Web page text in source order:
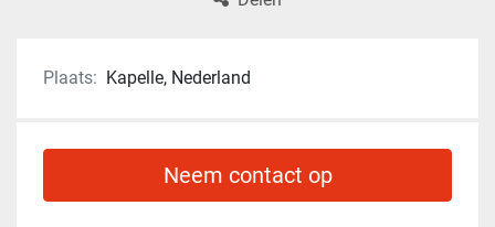
Plaats: Kapelle, Nederland
Neem contact op